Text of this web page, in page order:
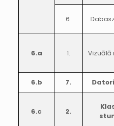
6.
6.a 1. Vizuālā
6.b 7.
6.c 2.